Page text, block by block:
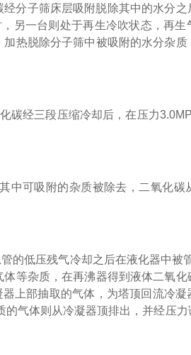
分子筛床层吸附脱除其中的水分
另一台则处于再生冷吹状态，再生
热脱除分子筛中被吸附的水分杂
碳经三段压缩冷却后，在压力
中可吸附的杂质被除去，二氧化碳
的低压残气冷却之后在液化器中被
等杂质，在再沸器得到液体二氧
上部抽取的气体，为塔顶回流冷凝
的气体则从冷凝器顶排出，并经压